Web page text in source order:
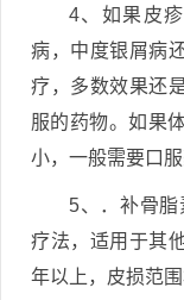
4、如果皮
病，中度银屑病
疗，多数效果还
服的药物。如果
小，一般需要口服
5、．补骨
疗法，适用于其
年以上，皮损范